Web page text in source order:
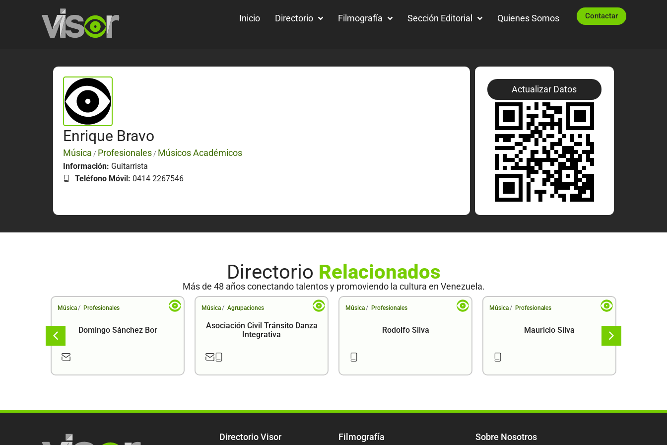
Inicio Directorio Filmografía Sección Editorial Quienes Somos Contactar
Enrique Bravo
Música / Profesionales / Músicos Académicos
Información: Guitarrista
Teléfono Móvil: 0414 2267546
Actualizar Datos
Directorio Relacionados
Más de 48 años conectando talentos y promoviendo la cultura en Venezuela.
Música / Profesionales
Domingo Sánchez Bor
Música / Agrupaciones
Asociación Civil Tránsito Danza
Integrativa
Música / Profesionales
Rodolfo Silva
Música / Profesionales
Mauricio Silva
Directorio Visor Filmografía Sobre Nosotros